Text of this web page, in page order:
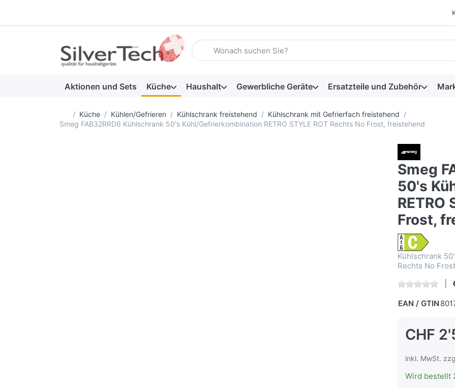
Geben Sie einen Suchbegriff ein. Während Sie tippen, erscheinen
Aktionen und Sets Küche Haushalt Gewerbliche Geräte Ersatzteile und Zubehör
Startseite
Küche Kühlen/Gefrieren Kühlschrank freistehend
Kühlschrank mit Gefrierfach freistehend
Smeg FAB32RRD6 Kühlschrank 50's Kühl/Gefrierkombination RETRO STYLE ROT Rechts No Frost, freistehend
Smeg
50's
RETRO
Frost,
Kühlschrank
Rechts No
EAN / GTIN
CHF
inkl. MwSt.
Wird bestellt